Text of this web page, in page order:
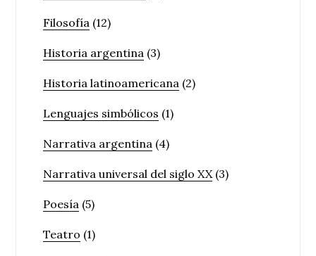
Filosofía (12)
Historia argentina (3)
Historia latinoamericana (2)
Lenguajes simbólicos (1)
Narrativa argentina (4)
Narrativa universal del siglo XX (3)
Poesía (5)
Teatro (1)